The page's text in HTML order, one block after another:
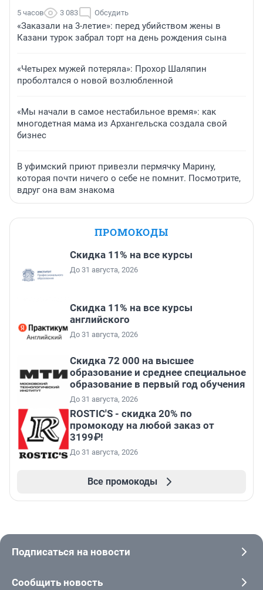
5 часов 3 083 Обсудить
«Заказали на 3-летие»: перед убийством жены в
Казани турок забрал торт на день рождения сына
«Четырех мужей потеряла»: Прохор Шаляпин
проболтался о новой возлюбленной
«Мы начали в самое нестабильное время»: как
многодетная мама из Архангельска создала свой
бизнес
В уфимский приют привезли пермячку Марину,
которая почти ничего о себе не помнит. Посмотрите,
вдруг она вам знакома
ПРОМОКОДЫ
Скидка 11% на все курсы
До 31 августа, 2026
Скидка 11% на все курсы
английского
До 31 августа, 2026
Скидка 72 000 на высшее
образование и среднее специальное
образование в первый год обучения
До 31 августа, 2026
ROSTIC'S - скидка 20% по
промокоду на любой заказ от
3199₽!
До 31 августа, 2026
Все промокоды
Подписаться на новости
Сообщить новость